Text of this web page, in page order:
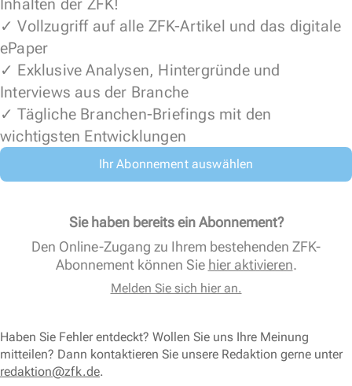
Inhalten der ZFK!
✓ Vollzugriff auf alle ZFK-Artikel und das digitale
ePaper
✓ Exklusive Analysen, Hintergründe und
Interviews aus der Branche
✓ Tägliche Branchen-Briefings mit den
wichtigsten Entwicklungen
Ihr Abonnement auswählen
Sie haben bereits ein Abonnement?
Den Online-Zugang zu Ihrem bestehenden ZFK-
Abonnement können Sie hier aktivieren.
Melden Sie sich hier an.
Haben Sie Fehler entdeckt? Wollen Sie uns Ihre Meinung
mitteilen? Dann kontaktieren Sie unsere Redaktion gerne unter
redaktion@zfk.de.